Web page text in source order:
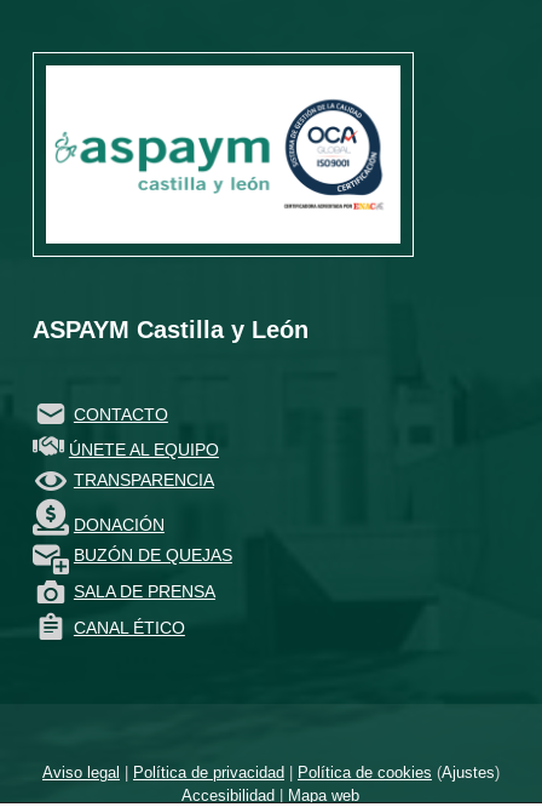
ASPAYM Castilla y León
CONTACTO
ÚNETE AL EQUIPO
TRANSPARENCIA
DONACIÓN
BUZÓN DE QUEJAS
SALA DE PRENSA
CANAL ÉTICO
Aviso legal Política de privacidad Política de cookies (Ajustes)
Accesibilidad
Mapa web